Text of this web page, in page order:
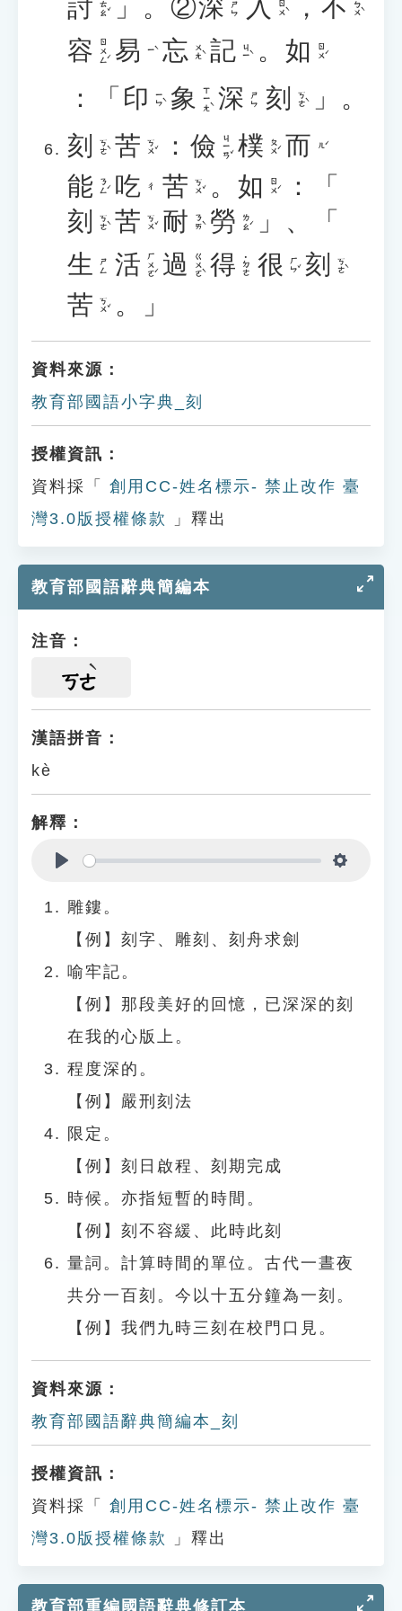
討 ㄊㄠˇ 」。②深 ㄕㄣ 入 ㄖㄨˋ ， 不 ㄅㄨˋ
容 ㄖㄨㄥˊ 易 ㄧˋ 忘 ㄨㄤˋ 記 ㄐㄧˋ 。 如 ㄖㄨˊ
：「 印 ㄧㄣˋ 象 ㄒㄧㄤˋ 深 ㄕㄣ 刻 ㄎㄜˋ
」。
刻
ㄎㄜˋ 苦 ㄎㄨˇ ： 儉 ㄐㄧㄢˇ 樸 ㄆㄨˊ 而 ㄦˊ
能 ㄋㄥˊ 吃 ㄔ 苦 ㄎㄨˇ 。 如 ㄖㄨˊ
：「
刻
ㄎㄜˋ 苦 ㄎㄨˇ 耐 ㄋㄞˋ 勞 ㄌㄠˊ
」、「
生 ㄕㄥ 活 ㄏㄨㄛˊ 過 ㄍㄨㄛˋ 得 ˙ㄉㄜ 很 ㄏㄣˇ 刻 ㄎㄜˋ
苦 ㄎㄨˇ 。」
資料來源：
教育部國語小字典_刻
授權資訊：
資料採「
創用CC-姓名標示- 禁止改作 臺
灣3.0版授權條款
」釋出
教育部國語辭典簡編本
注音：
ㄎㄜ
漢語拼音：
kè
解釋：
雕鏤。
【例】刻字、雕刻、刻舟求劍
喻牢記。
【例】那段美好的回憶，已深深的刻
在我的心版上。
程度深的。
【例】嚴刑刻法
限定。
【例】刻日啟程、刻期完成
時候。亦指短暫的時間。
【例】刻不容緩、此時此刻
量詞。計算時間的單位。古代一晝夜
共分一百刻。今以十五分鐘為一刻。
【例】我們九時三刻在校門口見。
資料來源：
教育部國語辭典簡編本_刻
授權資訊：
資料採「
創用CC-姓名標示- 禁止改作 臺
灣3.0版授權條款
」釋出
教育部重編國語辭典修訂本